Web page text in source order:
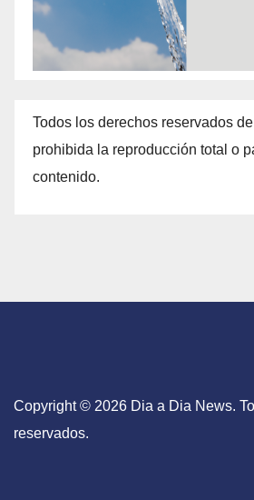
Todos los derechos reservados
prohibida la reproducción total o
contenido.
Copyright © 2026 Dia a Dia News.
reservados.